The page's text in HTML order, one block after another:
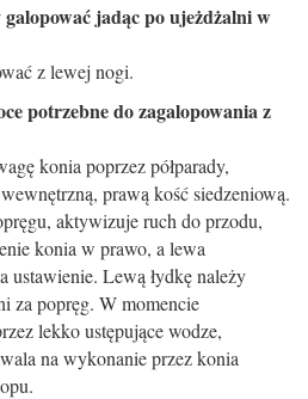
jadąc po ujeżdżalni w
z lewej nogi.
potrzebne do zagalopowania z
konia poprzez półparady,
prawą kość siedzeniową.
aktywizuje ruch do przodu,
konia w prawo, a lewa
ustawienie. Lewą łydkę należy
za popręg. W momencie
lekko ustępujące wodze,
na wykonanie przez konia